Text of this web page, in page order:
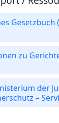
Gesetzbuch
zu
der
–